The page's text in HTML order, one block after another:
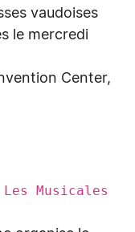
vaudoises
le mercredi
Center,
Musicales